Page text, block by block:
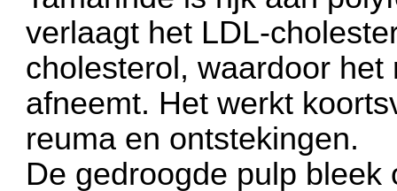
verlaagt het LDL-
cholesterol, waardoor
afneemt. Het werkt
reuma en ontstekingen.
De gedroogde pulp